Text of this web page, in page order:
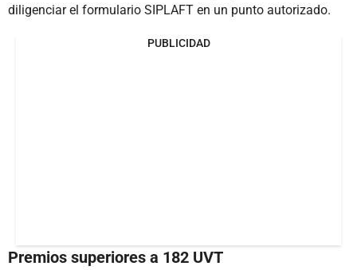
diligenciar el formulario SIPLAFT en un punto autorizado.
PUBLICIDAD
Premios superiores a 182 UVT